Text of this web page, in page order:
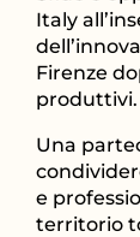
Italy
Firenze
produttivi.
Una
e
territorio